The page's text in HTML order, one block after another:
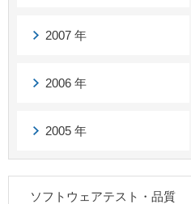
2007 年
2006 年
2005 年
ソフトウェアテスト・品質